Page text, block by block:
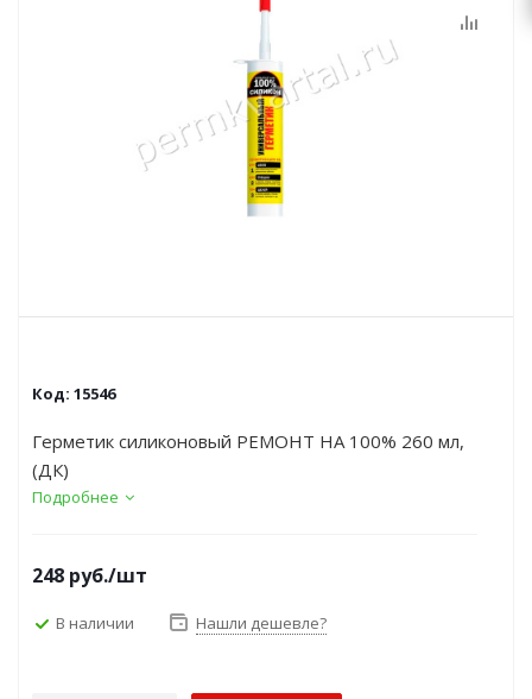
Код: 15546
Герметик силиконовый РЕМОНТ НА 100% 260 мл,
(ДК)
Подробнее
248 руб./шт
В наличии Нашли дешевле?